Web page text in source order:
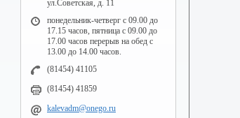
ул.Советская, д. 11
понедельник-четверг с 09.00 до
17.15 часов, пятница с 09.00 до
17.00 часов перерыв на обед с
13.00 до 14.00 часов.
(81454) 41105
(81454) 41859
kalevadm@onego.ru